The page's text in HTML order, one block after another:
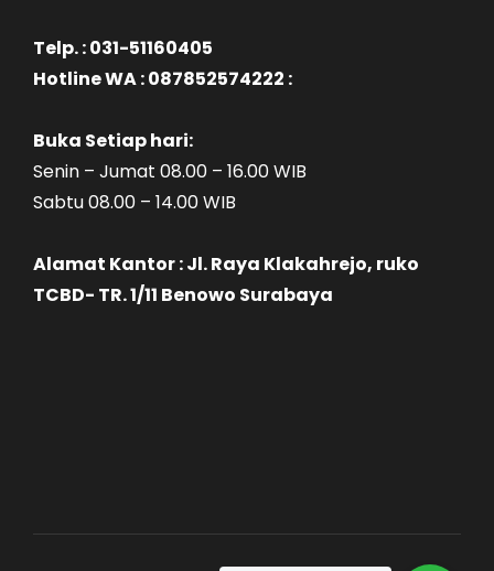
Telp. : 031-51160405
Hotline WA : 087852574222 :
Buka Setiap hari:
Senin – Jumat 08.00 – 16.00 WIB
Sabtu 08.00 – 14.00 WIB
Alamat Kantor : Jl. Raya Klakahrejo, ruko
TCBD- TR. 1/11 Benowo Surabaya